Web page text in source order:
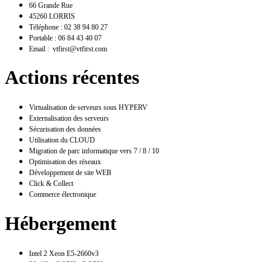
66 Grande Rue
45260 LORRIS
Téléphone : 02 38 94 80 27
Portable : 06 84 43 40 07
Email : vtfirst@vtfirst.com
Actions récentes
Virtualisation de serveurs sous HYPERV
Externalisation des serveurs
Sécurisation des données
Utilisation du CLOUD
Migration de parc informatique vers 7 / 8 / 10
Optimisation des réseaux
Développement de site WEB
Click & Collect
Commerce électronique
Hébergement
Intel 2 Xeon E5-2660v3